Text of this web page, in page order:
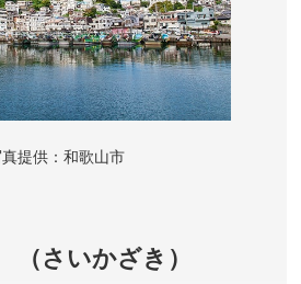
っぷりと盛り込んだ朝食なども
はの極上の癒しが待っていま
に広がるのは、「日本の夕日百
特等席で、自分好みのリラック
提供：和歌山市
さいかざき）